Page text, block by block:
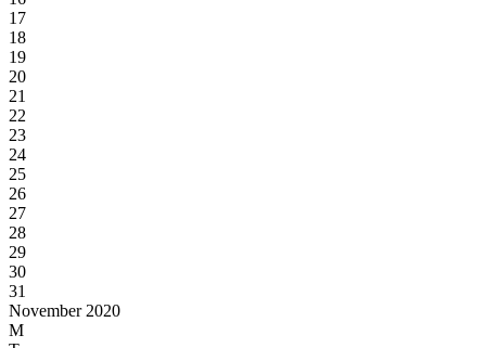
17
18
19
20
21
22
23
24
25
26
27
28
29
30
31
November 2020
M